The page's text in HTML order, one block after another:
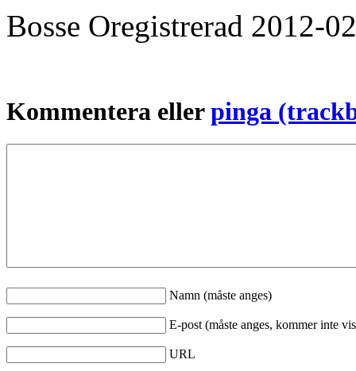
Bosse Oregistrerad 2012-
Kommentera ellerpinga
Namn (måste anges)
E-post (måste anges, kommer inte
URL